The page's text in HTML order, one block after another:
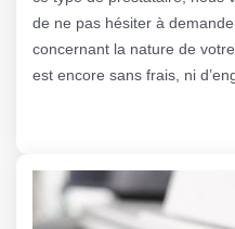
de ne pas hésiter à
concernant la nature de
est encore sans frais, ni